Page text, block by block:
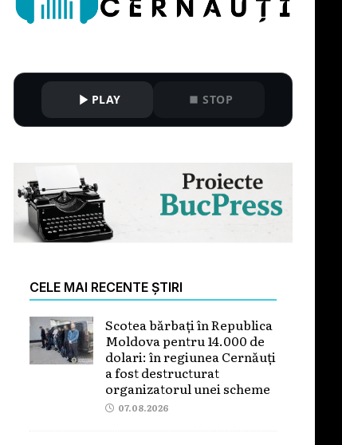
PLAY STOP
CELE MAI RECENTE ȘTIRI
Scotea bărbați în Republica
Moldova pentru 14.000 de
dolari: în regiunea Cernăuți
a fost destructurat
organizatorul unei scheme
07.08.2026